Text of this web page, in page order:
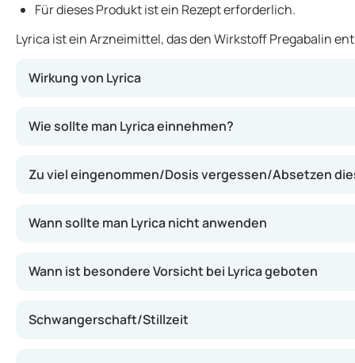
Für dieses Produkt ist ein Rezept erforderlich.
Lyrica ist ein Arzneimittel, das den Wirkstoff Pregabalin
Wirkung von Lyrica
Viatris
USA
Wie sollte man Lyrica einnehmen?
Zu viel eingenommen/Dosis vergessen/Absetzen
Wann sollte man Lyrica nicht anwenden
Wann ist besondere Vorsicht bei Lyrica geboten
Schwangerschaft/Stillzeit